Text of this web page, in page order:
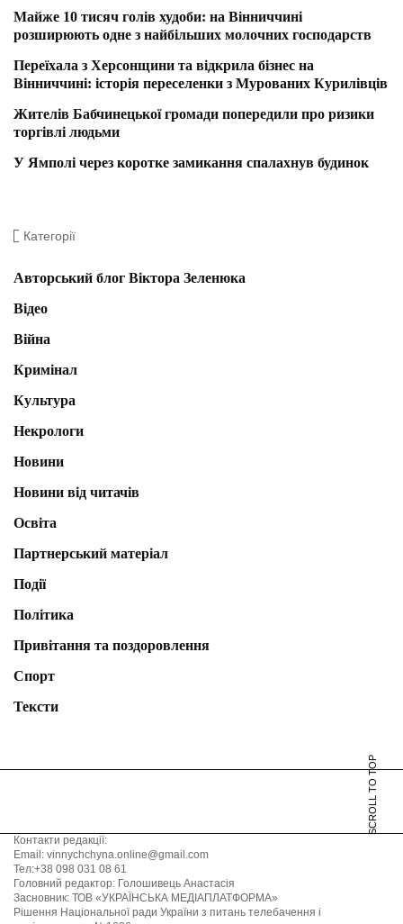
Майже 10 тисяч голів худоби: на Вінниччині
розширюють одне з найбільших молочних господарств
Переїхала з Херсонщини та відкрила бізнес на
Вінниччині: історія переселенки з Мурованих Курилівців
Жителів Бабчинецької громади попередили про ризики
торгівлі людьми
У Ямполі через коротке замикання спалахнув будинок
Категорії
Авторський блог Віктора Зеленюка
Відео
Війна
Кримінал
Культура
Некрологи
Новини
Новини від читачів
Освіта
Партнерський матеріал
Події
Політика
Привітання та поздоровлення
Спорт
Тексти
SCROLL TO TOP
Контакти редакції:
Email: vinnychchyna.online@gmail.com
Тел:+38 098 031 08 61
Головний редактор: Голошивець Анастасія
Засновник: ТОВ «УКРАЇНСЬКА МЕДІАПЛАТФОРМА»
Рішення Національної ради України з питань телебачення і